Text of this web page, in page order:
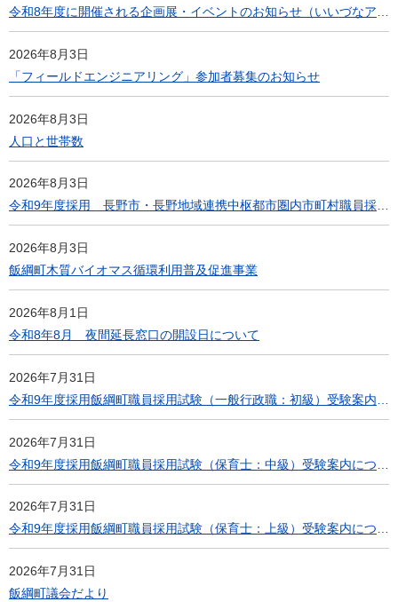
2026年8月3日
「フィールドエンジニアリング」参加者募集のお知らせ
2026年8月3日
人口と世帯数
2026年8月3日
令和9年度採用 長野市・長野地域連携中枢都市圏内市町村職員採用共同選考(社会人経験者)について
2026年8月3日
飯綱町木質バイオマス循環利用普及促進事業
2026年8月1日
令和8年8月 夜間延長窓口の開設日について
2026年7月31日
2026年7月31日
2026年7月31日
令和9年度採用飯綱町職員採用試験（保育士：上級）受験案内について
2026年7月31日
飯綱町議会だより